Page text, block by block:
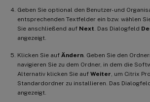
Geben Sie optional den Benutzer- und
entsprechenden Textfelder ein bzw. wählen
Sie anschließend auf Next . Das Dialogfeld
angezeigt.
Klicken Sie auf Ändern . Geben Sie den
navigieren Sie zu dem Ordner, in dem die
Alternativ klicken Sie auf Weiter , um Citrix
Standardordner zu installieren. Das
angezeigt.